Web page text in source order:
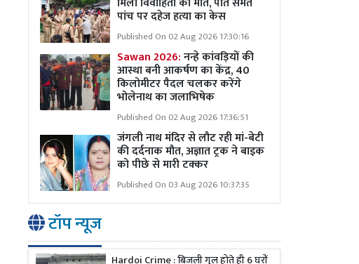
पांच पर दहेज हत्या का केस
Published On 02 Aug 2026 17:30:16
Sawan 2026:नन्हे कांवड़ियों की
आस्था बनी आकर्षण का केंद्र, 40
किलोमीटर पैदल चलकर करेंगे
भोलेनाथ का जलाभिषेक
Published On 02 Aug 2026 17:36:51
जंगली नाथ मंदिर से लौट रही मां-बेटी
की दर्दनाक मौत, अज्ञात ट्रक ने बाइक
को पीछे से मारी टक्कर
Published On 03 Aug 2026 10:37:35
टॉप न्यूज